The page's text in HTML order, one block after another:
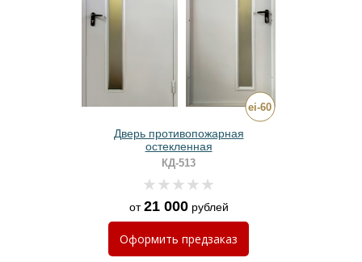
Дверь противопожарная
остекленная
КД-513
от21 000рублей
Оформить предзаказ